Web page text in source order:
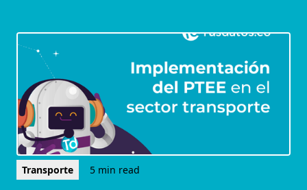
Transporte 5 min read